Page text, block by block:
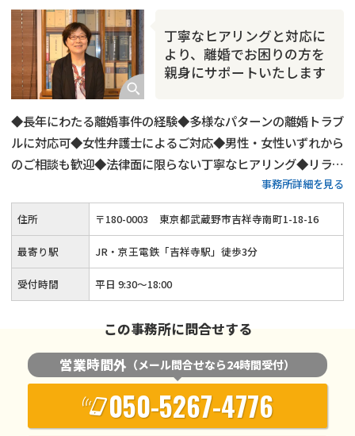
丁寧なヒアリングと対応に
より、離婚でお困りの方を
親身にサポートいたします
◆長年にわたる離婚事件の経験◆多様なパターンの離婚トラブ
ルに対応可◆女性弁護士によるご対応◆男性・女性いずれから
のご相談も歓迎◆法律面に限らない丁寧なヒアリング◆リラッ
クスした雰囲気でのご相談◆夜間・土日祝日も柔軟にご対応
◆「吉祥寺駅」から徒歩3分
事務所詳細を見る
住所 〒180-0003 東京都武蔵野市吉祥寺南町1-18-16
最寄り駅 JR・京王電鉄「吉祥寺駅」徒歩3分
受付時間 平日 9:30～18:00
この事務所に問合せする
営業時間外 （メール問合せなら24時間受付）
050-5267-4776